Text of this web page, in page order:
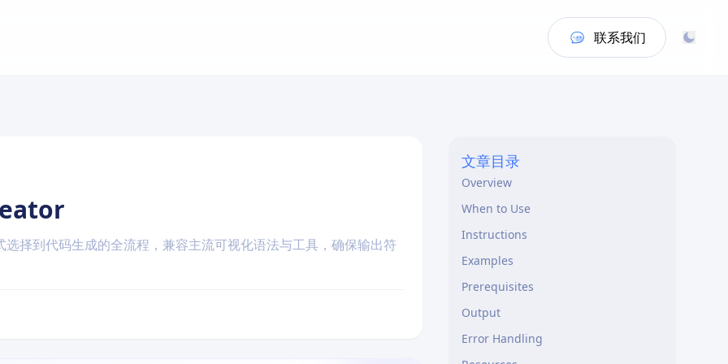
联系我们
择到代码生成的全流程，兼容主流可视化语法与工具，确保输出符
文章目录
Overview
When to Use
Instructions
Examples
Prerequisites
Output
Error Handling